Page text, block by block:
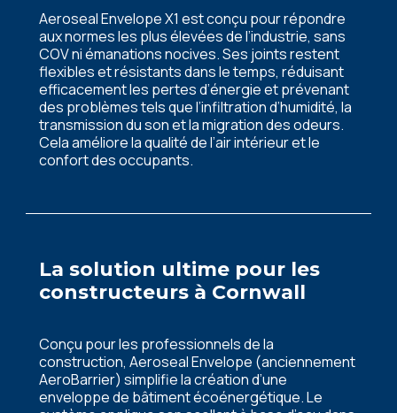
Aeroseal Envelope X1 est conçu pour répondre
aux normes les plus élevées de l’industrie, sans
COV ni émanations nocives. Ses joints restent
flexibles et résistants dans le temps, réduisant
efficacement les pertes d’énergie et prévenant
des problèmes tels que l’infiltration d’humidité, la
transmission du son et la migration des odeurs.
Cela améliore la qualité de l’air intérieur et le
confort des occupants.
La solution ultime pour les
constructeurs à Cornwall
Conçu pour les professionnels de la
construction, Aeroseal Envelope (anciennement
AeroBarrier) simplifie la création d’une
enveloppe de bâtiment écoénergétique. Le